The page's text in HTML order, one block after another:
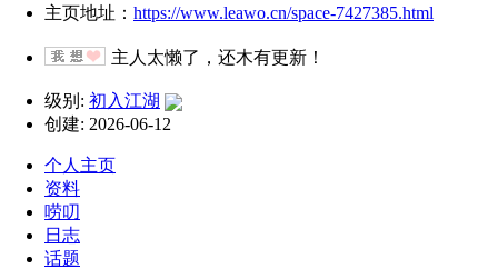
主页地址： https://www.leawo.cn/space-7427385.html
主人太懒了，还木有更新！
级别: 初入江湖
创建: 2026-06-12
个人主页
资料
唠叨
日志
话题